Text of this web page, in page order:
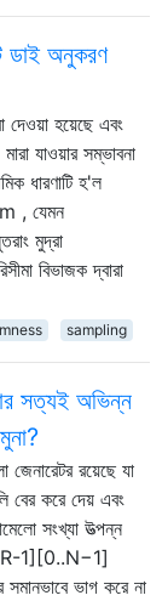
ডাই অনুকরণ
হয়েছে এবং
যাওয়ার সম্ভাবনা
ধারণাটি হ'ল
, যেমন
মুদ্রা
বিভাজক দ্বারা
sampling
সত্যই অভিন্ন
রয়েছে যা
বের করে দেয় এবং
সংখ্যা উত্পন্ন
1][0..N−1]
ভাগ করে না